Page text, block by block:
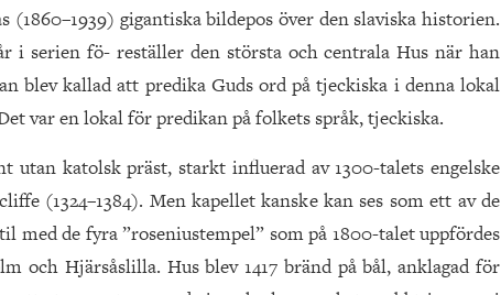
gigantiska bildepos över den slaviska historien.
i serien fö- reställer den största och centrala Hus när han
blev kallad att predika Guds ord på tjeckiska i denna lokal
var en lokal för predikan på folkets språk, tjeckiska.
utan katolsk präst, starkt influerad av 1300-talets engelske
(1324–1384). Men kapellet kanske kan ses som ett av de
med de fyra ”roseniustempel” som på 1800-talet uppfördes
och Hjärsåslilla. Hus blev 1417 bränd på bål, anklagad för